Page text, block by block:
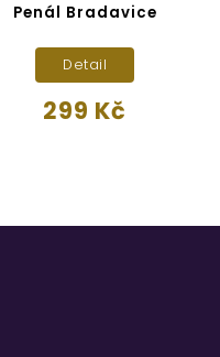
Penál Bradavice
299 Kč
Detail